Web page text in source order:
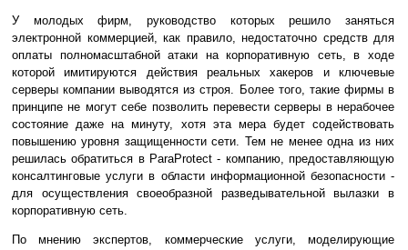
У молодых фирм, руководство которых решило заняться
электронной коммерцией, как правило, недостаточно средств для
оплаты полномасштабной атаки на корпоративную сеть, в ходе
которой имитируются действия реальных хакеров и ключевые
серверы компании выводятся из строя. Более того, такие фирмы в
принципе не могут себе позволить перевести серверы в нерабочее
состояние даже на минуту, хотя эта мера будет содействовать
повышению уровня защищенности сети. Тем не менее одна из них
решилась обратиться в ParaProtect - компанию, предоставляющую
консалтинговые услуги в области информационной безопасности -
для осуществления своеобразной разведывательной вылазки в
корпоративную сеть.
По мнению экспертов, коммерческие услуги, моделирующие